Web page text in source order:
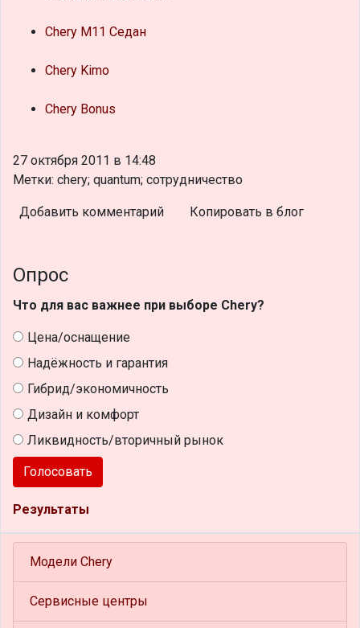
Chery M11 Седан
Chery Kimo
Chery Bonus
27 октября 2011 в 14:48
Метки: chery; quantum; сотрудничество
Добавить комментарий Копировать в блог
Опрос
Что для вас важнее при выборе Chery?
Цена/оснащение
Надёжность и гарантия
Гибрид/экономичность
Дизайн и комфорт
Ликвидность/вторичный рынок
Голосовать
Результаты
Модели Chery
Сервисные центры